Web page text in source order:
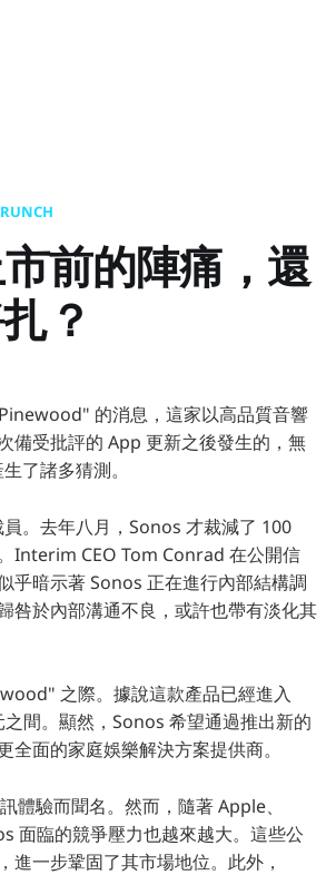
前的陣痛，還
？
的消息，這家以高品質音響
備受批評的 App 更新之後發生的，無
了諸多猜測。
。去年八月，Sonos 才裁減了 100
Interim CEO Tom Conrad 在公開信
乎暗示著 Sonos 正在進行內部結構調
咎於內部溝通不良，或許也帶有淡化其
之際。據說這款產品已經進入
間。顯然，Sonos 希望通過推出新的
面的家庭娛樂解決方案提供商。
體驗而聞名。然而，隨著 Apple、
面臨的競爭壓力也越來越大。這些公
一步鞏固了其市場地位。此外，